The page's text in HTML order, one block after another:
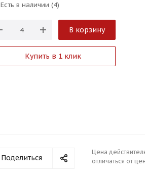
Есть в наличии (4)
В корзину
Купить в 1 клик
Поделиться
Цена
отличаться от